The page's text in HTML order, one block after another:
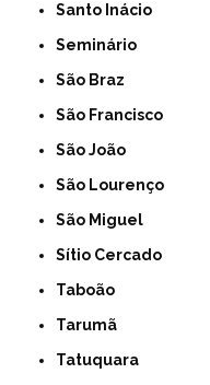
Santo Inácio
Seminário
São Braz
São Francisco
São João
São Lourenço
São Miguel
Sítio Cercado
Taboão
Tarumã
Tatuquara